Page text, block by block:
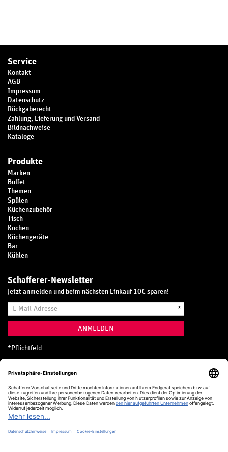
Service
Kontakt
AGB
Impressum
Datenschutz
Rückgaberecht
Zahlung, Lieferung und Versand
Bildnachweise
Kataloge
Produkte
Marken
Buffet
Themen
Spülen
Küchenzubehör
Tisch
Kochen
Küchengeräte
Bar
Kühlen
Schafferer-Newsletter
Jetzt anmelden und beim nächsten Einkauf 10€ sparen!
Mail-
*
ANMELDEN
* Pflichtfeld
Hotline
0800 20 70 300 (D)
Kostenlos aus dem deutschen Festnetz
24 Stunden / 365 Tage im Jahr